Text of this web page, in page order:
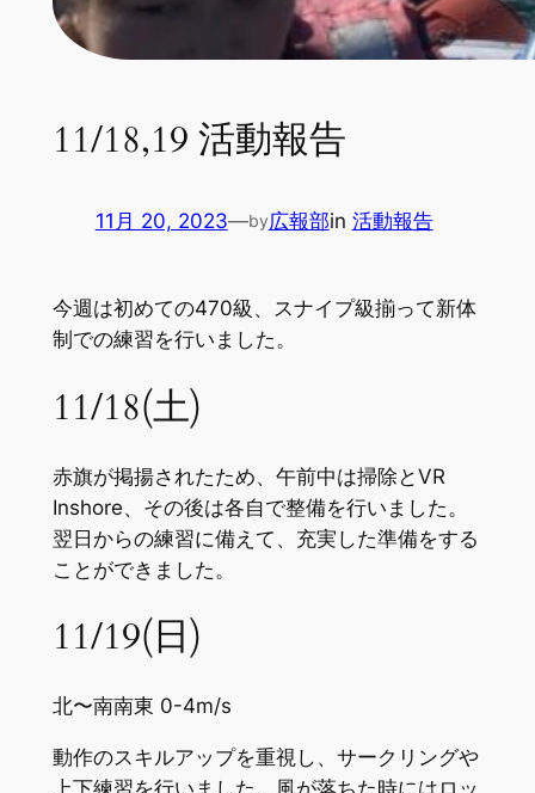
11/18,19 活動報告
11月 20, 2023—by広報部in 活動報告
今週は初めての470級、スナイプ級揃って新体
制での練習を行いました。
11/18(土)
赤旗が掲揚されたため、午前中は掃除とVR
Inshore、その後は各自で整備を行いました。
翌日からの練習に備えて、充実した準備をする
ことができました。
11/19(日)
北〜南南東 0-4m/s
動作のスキルアップを重視し、サークリングや
上下練習を行いました。風が落ちた時にはロッ